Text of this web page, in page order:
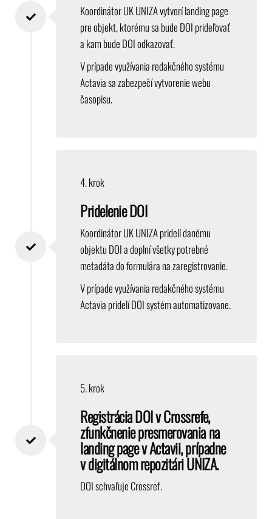
Koordinátor UK UNIZA vytvorí landing page
pre objekt, ktorému sa bude DOI prideľovať
a kam bude DOI odkazovať.
V prípade využívania redakčného systému
Actavia sa zabezpečí vytvorenie webu
časopisu.
4. krok
Pridelenie DOI
Koordinátor UK UNIZA pridelí danému
objektu DOI a doplní všetky potrebné
metadáta do formulára na zaregistrovanie.
V prípade využívania redakčného systému
Actavia pridelí DOI systém automatizovane.
5. krok
Registrácia DOI v Crossrefe,
zfunkčnenie presmerovania na
landing page v Actavii, prípadne
v digitálnom repozitári UNIZA.
DOI schvaľuje Crossref.